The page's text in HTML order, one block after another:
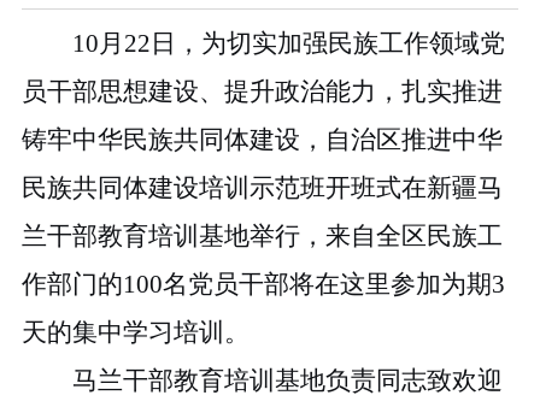
10月 22 日， 为切实加强民族工作领域党
员干部思想建设、提升政治能力，扎实推进
铸牢中华民族共同体建设， 自治区推进中华
民族共同体建设培训示范班开班式在新疆马
兰干部教育培训基地举行， 来自全区民族工
作部门的100名党员干部将在这里参加为期3
天的集中学习培训。
马兰干部教育培训基地负责同志致欢迎